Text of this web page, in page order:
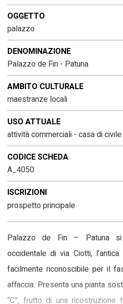
OGGETTO
palazzo
DENOMINAZIONE
Palazzo de Fin - Patuna
AMBITO CULTURALE
maestranze locali
USO ATTUALE
attività commerciali - casa di
CODICE SCHEDA
A_4050
ISCRIZIONI
prospetto principale
Palazzo de Fin – Patuna
occidentale di via Ciotti,
facilmente riconoscibile per il
affaccia. Presenta una pianta
“C”, frutto di una ricostruzione